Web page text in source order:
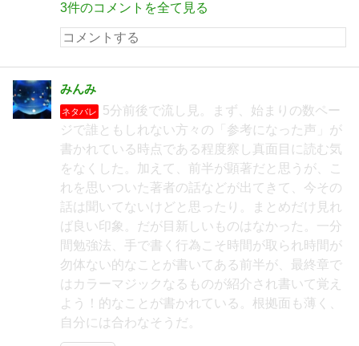
3件のコメントを全て見る
みんみ
ネタバレ
5分前後で流し見。まず、始まりの数ペー
ジで誰ともしれない方々の「参考になった声」が
書かれている時点である程度察し真面目に読む気
をなくした。加えて、前半が顕著だと思うが、こ
れを思いついた著者の話などが出てきて、今その
話は聞いてないけどと思ったり。まとめだけ見れ
ば良い印象。だが目新しいものはなかった。一分
間勉強法、手で書く行為こそ時間が取られ時間が
勿体ない的なことが書いてある前半が、最終章で
はカラーマジックなるものが紹介され書いて覚え
よう！的なことが書かれている。根拠面も薄く、
自分には合わなそうだ。